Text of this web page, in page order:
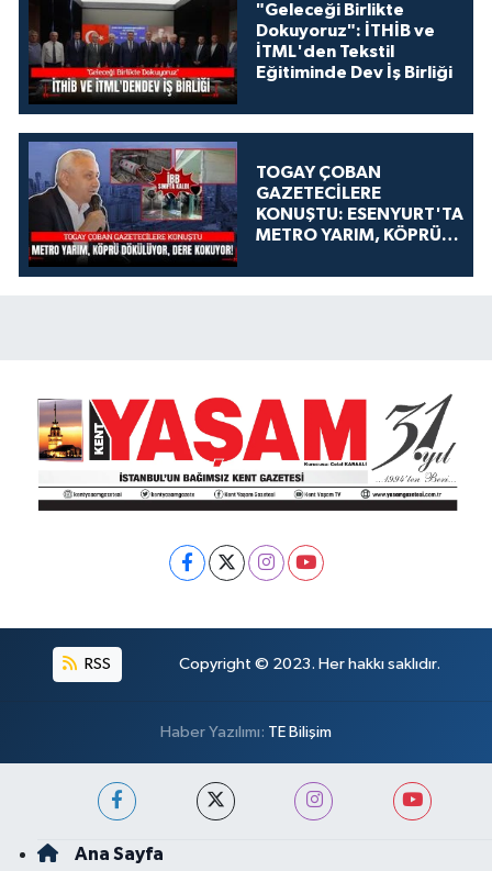
"Geleceği Birlikte
Dokuyoruz": İTHİB ve
İTML'den Tekstil
Eğitiminde Dev İş Birliği
TOGAY ÇOBAN
GAZETECİLERE
KONUŞTU: ESENYURT'TA
METRO YARIM, KÖPRÜ
KOKUYOR!
RSS Copyright © 2023. Her hakkı saklıdır.
Haber Yazılımı: TE Bilişim
Ana Sayfa